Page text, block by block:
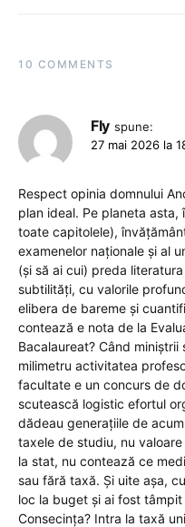
10 COMMENTS
Fly spune:
27 mai 2026 la
Respect opinia domnului
plan ideal. Pe planeta asta,
toate capitolele),
examenelor naționale și al
(și să ai cui) preda
subtilități, cu valorile
elibera de bareme și
contează e nota de la
Bacalaureat? Când
milimetru activitatea
facultate e un concurs de
scutească logistic efortul
dădeau generațiile de
taxele de studiu, nu
la stat, nu contează ce
sau fără taxă. Și uite așa,
loc la buget și ai fost
Consecința? Intra la taxă